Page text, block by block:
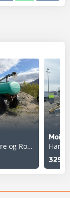
Surnadal,Møre og Romsdal
Moi